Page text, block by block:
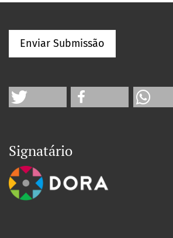
Enviar Submissão
Signatário